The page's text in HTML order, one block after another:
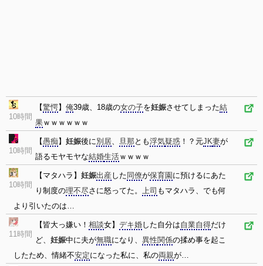
10時間
【驚愕】 俺39歳、18歳の女の子を妊娠させてしまった結
果ｗｗｗｗｗｗ
10時間
【愚痴 】 妊娠後に別居、 旦那 とも浮気疑惑 ！？元JK妻が
語るモヤモヤな結婚生活ｗｗｗｗ
10時間
【マタハラ】 妊娠出産 した 同僚が保育園 に預けるにあた
り制度の理不尽さに怒ってた。 上司 もマタハラ、でも何
より引いたのは…
11時間
【皆大っ嫌い！ 相談女】 デキ婚した自分は自業自得だけ
ど、 妊娠中に夫が無職になり、 異性関係の揉め事を起こ
したため、情緒不安定になった私に、私の両親が…